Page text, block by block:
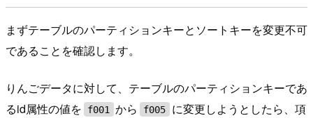
まずテーブルのパーティションキーとソートキーを変更不可
であることを確認します。
りんごデータに対して、テーブルのパーティションキーであ
るid属性の値を
f001 から f005
に変更しようとしたら、項